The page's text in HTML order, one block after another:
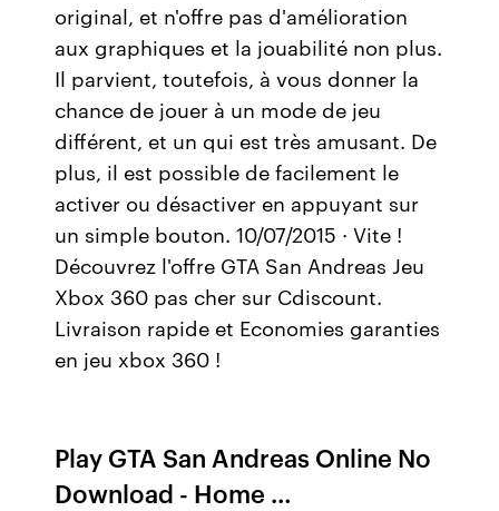
original, et n'offre pas d'amélioration
aux graphiques et la jouabilité non plus.
Il parvient, toutefois, à vous donner la
chance de jouer à un mode de jeu
différent, et un qui est très amusant. De
plus, il est possible de facilement le
activer ou désactiver en appuyant sur
un simple bouton. 10/07/2015 · Vite !
Découvrez l'offre GTA San Andreas Jeu
Xbox 360 pas cher sur Cdiscount.
Livraison rapide et Economies garanties
en jeu xbox 360 !
Play GTA San Andreas Online No
Download - Home …